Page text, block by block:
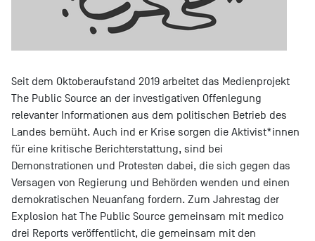
Seit dem Oktoberaufstand 2019 arbeitet das Medienprojekt
The Public Source an der investigativen Offenlegung
relevanter Informationen aus dem politischen Betrieb des
Landes bemüht. Auch ind er Krise sorgen die Aktivist*innen
für eine kritische Berichterstattung, sind bei
Demonstrationen und Protesten dabei, die sich gegen das
Versagen von Regierung und Behörden wenden und einen
demokratischen Neuanfang fordern. Zum Jahrestag der
Explosion hat The Public Source gemeinsam mit medico
drei Reports veröffentlicht, die gemeinsam mit den